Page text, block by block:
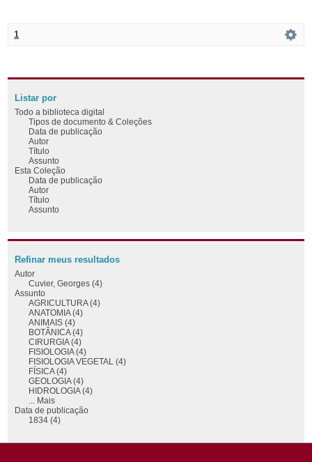
1
Listar por
Todo a biblioteca digital
Tipos de documento & Coleções
Data de publicação
Autor
Título
Assunto
Esta Coleção
Data de publicação
Autor
Título
Assunto
Refinar meus resultados
Autor
Cuvier, Georges (4)
Assunto
AGRICULTURA (4)
ANATOMIA (4)
ANIMAIS (4)
BOTÂNICA (4)
CIRURGIA (4)
FISIOLOGIA (4)
FISIOLOGIA VEGETAL (4)
FÍSICA (4)
GEOLOGIA (4)
HIDROLOGIA (4)
... Mais
Data de publicação
1834 (4)